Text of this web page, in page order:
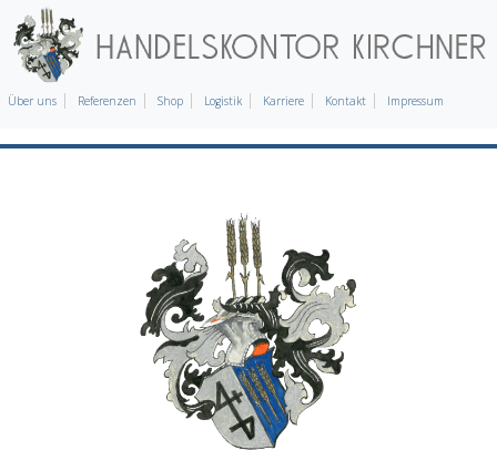
Über uns Referenzen Shop Logistik Karriere Kontakt Impressum